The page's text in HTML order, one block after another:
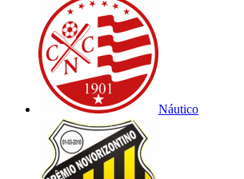
Náutico